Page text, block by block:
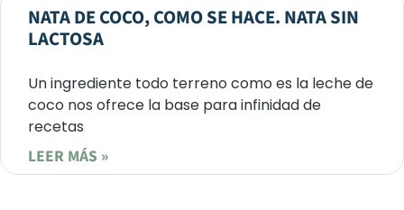
NATA DE COCO, COMO SE HACE. NATA SIN
LACTOSA
Un ingrediente todo terreno como es la leche de
coco nos ofrece la base para infinidad de
recetas
LEER MÁS »